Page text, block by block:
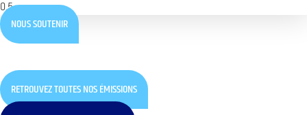
NOUS SOUTENIR
RETROUVEZ TOUTES NOS ÉMISSIONS